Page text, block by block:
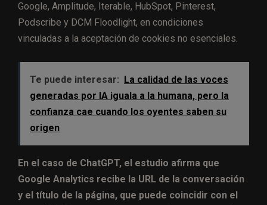
Google, Amplitude, Iterable, HubSpot, Pinterest,
Podscribe y DCM Floodlight, en condiciones
vinculadas a la aceptación de cookies no esenciales.
Te puede interesar: La calidad de las voces
generadas por IA iguala a la humana, pero la
confianza cae cuando los oyentes saben su
origen
En el caso de ChatGPT, el estudio afirma que
Google Analytics recibe la URL de la conversación
y el título de la página, que puede coincidir con el